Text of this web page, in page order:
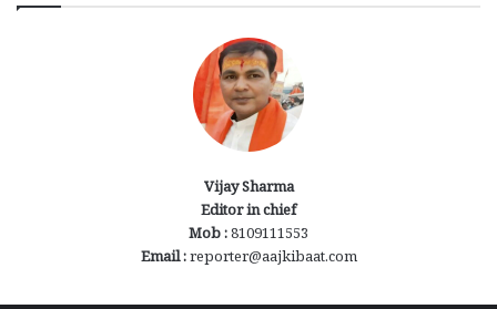
Vijay Sharma
Editor in chief
Mob :8109111553
Email :reporter@aajkibaat.com